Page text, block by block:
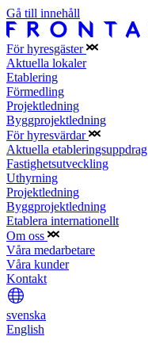
Gå till innehåll
För hyresgäster
Aktuella lokaler
Etablering
Förmedling
Projektledning
Byggprojektledning
För hyresvärdar
Aktuella etableringsuppdrag
Fastighetsutveckling
Uthyrning
Projektledning
Byggprojektledning
Etablera internationellt
Om oss
Våra medarbetare
Våra kunder
Kontakt
svenska
English